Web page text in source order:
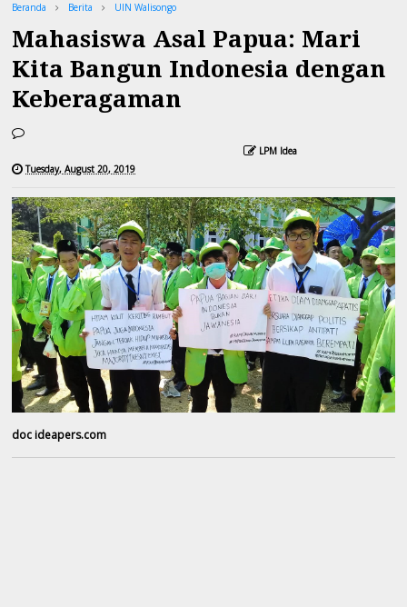
Beranda Berita UIN Walisongo
Mahasiswa Asal Papua: Mari
Kita Bangun Indonesia dengan
Keberagaman
LPM Idea
Tuesday, August 20, 2019
doc ideapers.com